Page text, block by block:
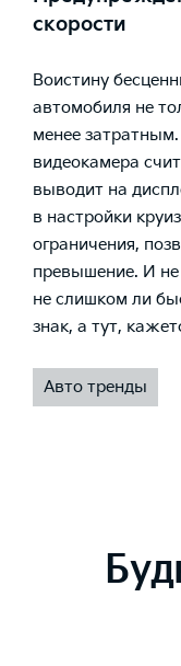
скорости
Воистину
автомобиля не
менее
видеокамера
выводит на
в настройки
ограничения,
превышение. И не
не слишком ли
знак, а тут,
Авто тренды